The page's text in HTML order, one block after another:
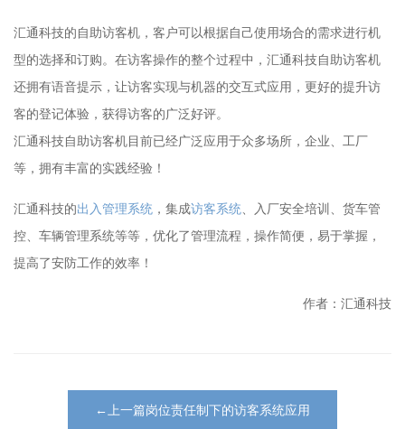
汇通科技的自助访客机，客户可以根据自己使用场合的需求进行机
型的选择和订购。在访客操作的整个过程中，汇通科技自助访客机
还拥有语音提示，让访客实现与机器的交互式应用，更好的提升访
客的登记体验，获得访客的广泛好评。
汇通科技自助访客机目前已经广泛应用于众多场所，企业、工厂
等，拥有丰富的实践经验！
汇通科技的出入管理系统 ，集成访客系统 、入厂安全培训、货车管
控、车辆管理系统等等，优化了管理流程，操作简便，易于掌握，
提高了安防工作的效率！
作者：汇通科技
←上一篇岗位责任制下的访客系统应用